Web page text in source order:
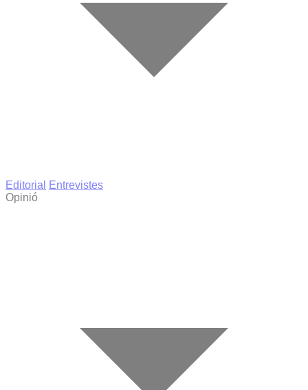
Editorial
Entrevistes
Opinió